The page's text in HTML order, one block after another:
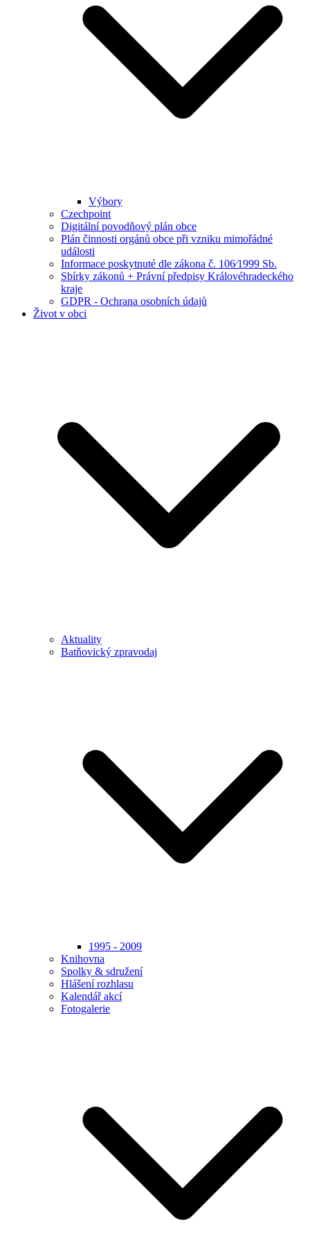
Výbory
Czechpoint
Digitální povodňový plán obce
Plán činnosti orgánů obce při vzniku mimořádné
události
Informace poskytnuté dle zákona č. 106⁄1999 Sb.
Sbírky zákonů + Právní předpisy Královéhradeckého
kraje
GDPR - Ochrana osobních údajů
Život v obci
Aktuality
Batňovický zpravodaj
1995 - 2009
Knihovna
Spolky & sdružení
Hlášení rozhlasu
Kalendář akcí
Fotogalerie